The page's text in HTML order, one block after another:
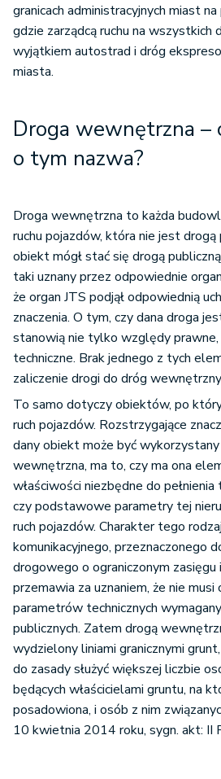
granicach administracyjnych miast
gdzie zarządcą ruchu na wszystkich
wyjątkiem autostrad i dróg
miasta.
Droga wewnętrzna –
o tym nazwa?
Droga wewnętrzna to każda
ruchu pojazdów, która nie jest drogą
obiekt mógł stać się drogą
taki uznany przez odpowiednie
że organ JTS podjął odpowiednią
znaczenia. O tym, czy dana droga
stanowią nie tylko względy
techniczne. Brak jednego z tych
zaliczenie drogi do dróg
To samo dotyczy obiektów, po
ruch pojazdów. Rozstrzygające
dany obiekt może być
wewnętrzna, ma to, czy ma ona
właściwości niezbędne do
czy podstawowe parametry tej
ruch pojazdów. Charakter tego
komunikacyjnego, przeznaczonego
drogowego o ograniczonym zasięgu
przemawia za uznaniem, że nie musi
parametrów technicznych
publicznych. Zatem drogą
wydzielony liniami granicznymi
do zasady służyć większej liczbie
będących właścicielami gruntu, na
posadowiona, i osób z nim
10 kwietnia 2014 roku, sygn. akt: II